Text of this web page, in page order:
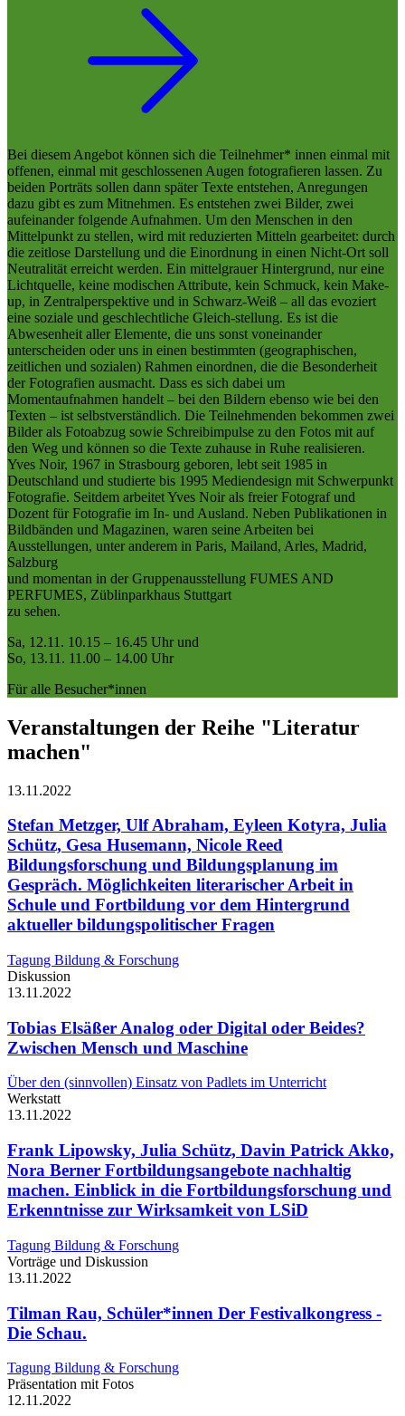
Bei diesem Angebot können sich die Teilnehmer* innen einmal mit
offenen, einmal mit geschlossenen Augen fotografieren lassen. Zu
beiden Porträts sollen dann später Texte entstehen, Anregungen
dazu gibt es zum Mitnehmen. Es entstehen zwei Bilder, zwei
aufeinander folgende Aufnahmen. Um den Menschen in den
Mittelpunkt zu stellen, wird mit reduzierten Mitteln gearbeitet: durch
die zeitlose Darstellung und die Einordnung in einen Nicht-Ort soll
Neutralität erreicht werden. Ein mittelgrauer Hintergrund, nur eine
Lichtquelle, keine modischen Attribute, kein Schmuck, kein Make-
up, in Zentralperspektive und in Schwarz-Weiß – all das evoziert
eine soziale und geschlechtliche Gleich-stellung. Es ist die
Abwesenheit aller Elemente, die uns sonst voneinander
unterscheiden oder uns in einen bestimmten (geographischen,
zeitlichen und sozialen) Rahmen einordnen, die die Besonderheit
der Fotografien ausmacht. Dass es sich dabei um
Momentaufnahmen handelt – bei den Bildern ebenso wie bei den
Texten – ist selbstverständlich. Die Teilnehmenden bekommen zwei
Bilder als Fotoabzug sowie Schreibimpulse zu den Fotos mit auf
den Weg und können so die Texte zuhause in Ruhe realisieren.
Yves Noir, 1967 in Strasbourg geboren, lebt seit 1985 in
Deutschland und studierte bis 1995 Mediendesign mit Schwerpunkt
Fotografie. Seitdem arbeitet Yves Noir als freier Fotograf und
Dozent für Fotografie im In- und Ausland. Neben Publikationen in
Bildbänden und Magazinen, waren seine Arbeiten bei
Ausstellungen, unter anderem in Paris, Mailand, Arles, Madrid,
Salzburg
und momentan in der Gruppenausstellung FUMES AND
PERFUMES, Züblinparkhaus Stuttgart
zu sehen.
Sa, 12.11. 10.15 – 16.45 Uhr und
So, 13.11. 11.00 – 14.00 Uhr
Für alle Besucher*innen
Veranstaltungen der Reihe "Literatur
machen"
13.11.2022
Stefan Metzger, Ulf Abraham, Eyleen Kotyra, Julia
Schütz, Gesa Husemann, Nicole Reed
Bildungsforschung und Bildungsplanung im
Gespräch. Möglichkeiten literarischer Arbeit in
Schule und Fortbildung vor dem Hintergrund
aktueller bildungspolitischer Fragen
Tagung Bildung & Forschung
Diskussion
13.11.2022
Tobias Elsäßer Analog oder Digital oder Beides?
Zwischen Mensch und Maschine
Über den (sinnvollen) Einsatz von Padlets im Unterricht
Werkstatt
13.11.2022
Frank Lipowsky, Julia Schütz, Davin Patrick Akko,
Nora Berner Fortbildungsangebote nachhaltig
machen. Einblick in die Fortbildungsforschung und
Erkenntnisse zur Wirksamkeit von LSiD
Tagung Bildung & Forschung
Vorträge und Diskussion
13.11.2022
Tilman Rau, Schüler*innen Der Festivalkongress -
Die Schau.
Tagung Bildung & Forschung
Präsentation mit Fotos
12.11.2022